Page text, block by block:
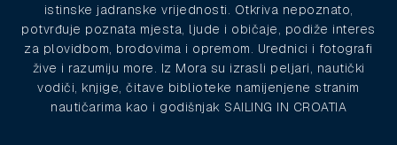
istinske jadranske vrijednosti. Otkriva nepoznato,
potvrđuje poznata mjesta, ljude i običaje, podiže interes
za plovidbom, brodovima i opremom. Urednici i fotografi
žive i razumiju more. Iz Mora su izrasli peljari, nautički
vodiči, knjige, čitave biblioteke namijenjene stranim
nautičarima kao i godišnjak SAILING IN CROATIA